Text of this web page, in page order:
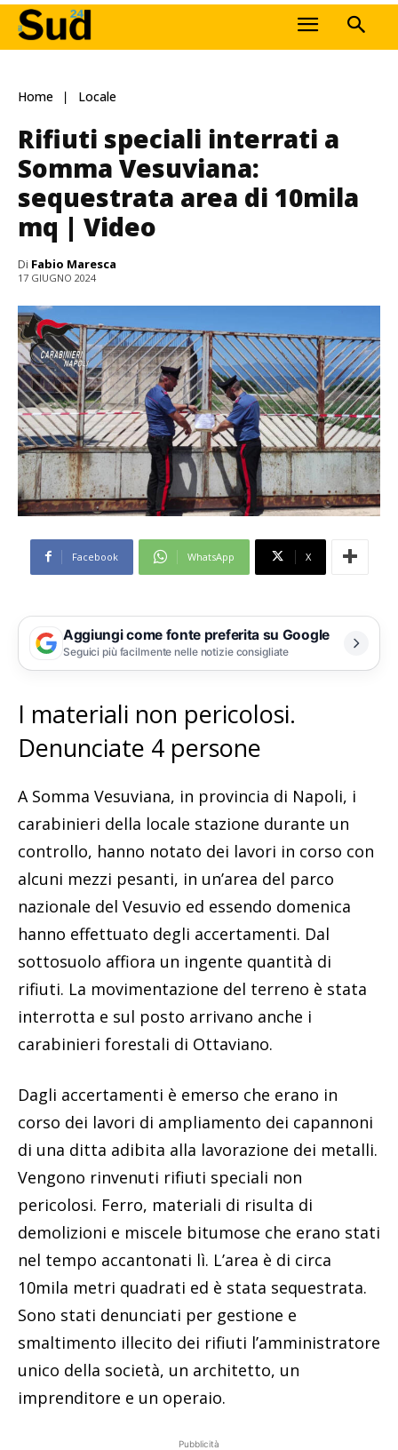
Home Locale
Rifiuti speciali interrati a
Somma Vesuviana:
sequestrata area di 10mila
mq | Video
Di Fabio Maresca
17 GIUGNO 2024
Facebook WhatsApp X
Aggiungi come fonte preferita su Google
Seguici più facilmente nelle notizie consigliate
I materiali non pericolosi.
Denunciate 4 persone
A Somma Vesuviana, in provincia di Napoli, i
carabinieri della locale stazione durante un
controllo, hanno notato dei lavori in corso con
alcuni mezzi pesanti, in un’area del parco
nazionale del Vesuvio ed essendo domenica
hanno effettuato degli accertamenti. Dal
sottosuolo affiora un ingente quantità di
rifiuti. La movimentazione del terreno è stata
interrotta e sul posto arrivano anche i
carabinieri forestali di Ottaviano.
Dagli accertamenti è emerso che erano in
corso dei lavori di ampliamento dei capannoni
di una ditta adibita alla lavorazione dei metalli.
Vengono rinvenuti rifiuti speciali non
pericolosi. Ferro, materiali di risulta di
demolizioni e miscele bitumose che erano stati
nel tempo accantonati lì. L’area è di circa
10mila metri quadrati ed è stata sequestrata.
Sono stati denunciati per gestione e
smaltimento illecito dei rifiuti l’amministratore
unico della società, un architetto, un
imprenditore e un operaio.
Pubblicità